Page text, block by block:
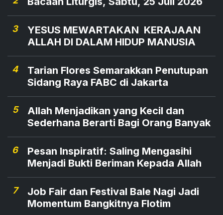
3
YESUS MEWARTAKAN KERAJAAN
ALLAH DI DALAM HIDUP MANUSIA
4
Tarian Flores Semarakkan Penutupan
Sidang Raya FABC di Jakarta
5
Allah Menjadikan yang Kecil dan
Sederhana Berarti Bagi Orang Banyak
6
Pesan Inspiratif: Saling Mengasihi
Menjadi Bukti Beriman Kepada Allah
7
Job Fair dan Festival Bale Nagi Jadi
Momentum Bangkitnya Flotim